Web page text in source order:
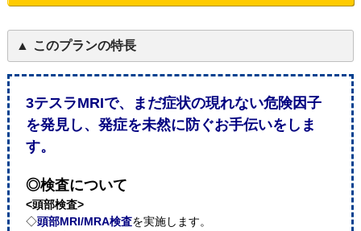
このプランの特長
3テスラMRIで、まだ症状の現れない危険因子
を発見し、発症を未然に防ぐお手伝いをしま
す。
◎検査について
<頭部検査>
◇頭部MRI/MRA検査を実施します。